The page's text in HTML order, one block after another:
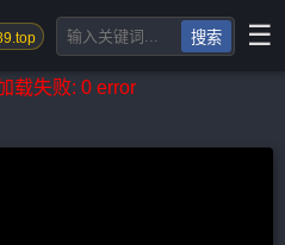
搜索 ☰
载失败: 0 error